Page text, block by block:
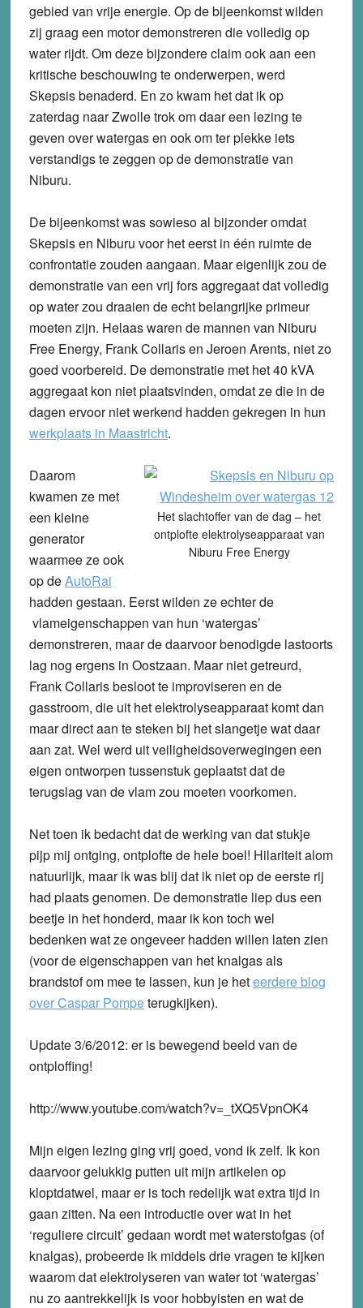
gebied van vrije energie. Op de bijeenkomst wilden
zij graag een motor demonstreren die volledig op
water rijdt. Om deze bijzondere claim ook aan een
kritische beschouwing te onderwerpen, werd
Skepsis benaderd. En zo kwam het dat ik op
zaterdag naar Zwolle trok om daar een lezing te
geven over watergas en ook om ter plekke iets
verstandigs te zeggen op de demonstratie van
Niburu.
De bijeenkomst was sowieso al bijzonder omdat
Skepsis en Niburu voor het eerst in één ruimte de
confrontatie zouden aangaan. Maar eigenlijk zou de
demonstratie van een vrij fors aggregaat dat volledig
op water zou draaien de echt belangrijke primeur
moeten zijn. Helaas waren de mannen van Niburu
Free Energy, Frank Collaris en Jeroen Arents, niet zo
goed voorbereid. De demonstratie met het 40 kVA
aggregaat kon niet plaatsvinden, omdat ze die in de
dagen ervoor niet werkend hadden gekregen in hun
werkplaats in Maastricht.
Het slachtoffer van de dag – het
ontplofte elektrolyseapparaat van
Niburu Free Energy
Daarom
kwamen ze met
een kleine
generator
waarmee ze ook
op deAutoRai
hadden gestaan. Eerst wilden ze echter de
vlameigenschappen van hun ‘watergas’
demonstreren, maar de daarvoor benodigde lastoorts
lag nog ergens in Oostzaan. Maar niet getreurd,
Frank Collaris besloot te improviseren en de
gasstroom, die uit het elektrolyseapparaat komt dan
maar direct aan te steken bij het slangetje wat daar
aan zat. Wel werd uit veiligheidsoverwegingen een
eigen ontworpen tussenstuk geplaatst dat de
terugslag van de vlam zou moeten voorkomen.
Net toen ik bedacht dat de werking van dat stukje
pijp mij ontging, ontplofte de hele boel! Hilariteit alom
natuurlijk, maar ik was blij dat ik niet op de eerste rij
had plaats genomen. De demonstratie liep dus een
beetje in het honderd, maar ik kon toch wel
bedenken wat ze ongeveer hadden willen laten zien
(voor de eigenschappen van het knalgas als
brandstof om mee te lassen, kun je heteerdere blog
over Caspar Pompeterugkijken).
Update 3/6/2012: er is bewegend beeld van de
ontploffing!
http://www.youtube.com/watch?v=_tXQ5VpnOK4
Mijn eigen lezing ging vrij goed, vond ik zelf. Ik kon
daarvoor gelukkig putten uit mijn artikelen op
kloptdatwel, maar er is toch redelijk wat extra tijd in
gaan zitten. Na een introductie over wat in het
‘reguliere circuit’ gedaan wordt met waterstofgas (of
knalgas), probeerde ik middels drie vragen te kijken
waarom dat elektrolyseren van water tot ‘watergas’
nu zo aantrekkelijk is voor hobbyisten en wat de